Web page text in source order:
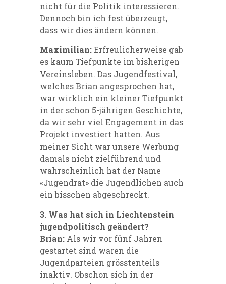
nicht für die Politik interessieren.
Dennoch bin ich fest überzeugt,
dass wir dies ändern können.
Maximilian:Erfreulicherweise gab
es kaum Tiefpunkte im bisherigen
Vereinsleben. Das Jugendfestival,
welches Brian angesprochen hat,
war wirklich ein kleiner Tiefpunkt
in der schon 5-jährigen Geschichte,
da wir sehr viel Engagement in das
Projekt investiert hatten. Aus
meiner Sicht war unsere Werbung
damals nicht zielführend und
wahrscheinlich hat der Name
«Jugendrat» die Jugendlichen auch
ein bisschen abgeschreckt.
3. Was hat sich in Liechtenstein
jugendpolitisch geändert?
Brian: Als wir vor fünf Jahren
gestartet sind waren die
Jugendparteien grösstenteils
inaktiv. Obschon sich in der